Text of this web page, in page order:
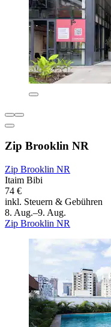
Zip Brooklin NR
Zip Brooklin NR
Itaim Bibi
74 €
inkl. Steuern & Gebühren
8. Aug.–9. Aug.
Zip Brooklin NR